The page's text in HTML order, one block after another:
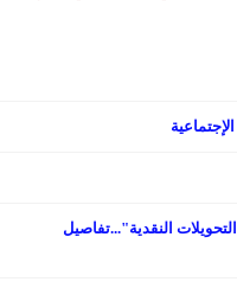
النقدية"...تفاصيل